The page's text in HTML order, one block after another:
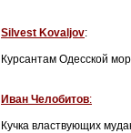
Silvest Kovaljov:
Курсантам Одесской
Иван Челобитов:
Кучка властвующих